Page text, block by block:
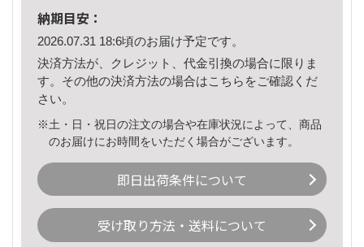
納期目安：
2026.07.31 18:6頃のお届け予定です。
決済方法が、クレジット、代金引換の場合に限りま
す。その他の決済方法の場合はこちら をご確認くだ
さい。
※土・日・祝日の注文の場合や在庫状況によって、商品
のお届けにお時間をいただく場合がございます。
即日出荷条件について
受け取り方法・送料について